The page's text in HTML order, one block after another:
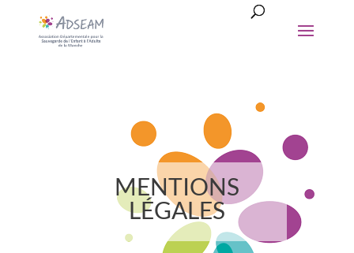
MENTIONS
LÉGALES